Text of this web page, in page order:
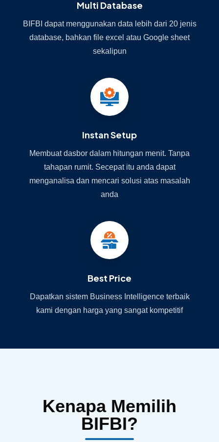
Multi Database
BIFBI dapat menggunakan data lebih dari 20 jenis
database, bahkan file excel atau Google sheet
sekalipun
Instan Setup
Membuat dasbor dalam hitungan menit. Tanpa
tahapan rumit. Secepat itu anda dapat
menganalisa dan mencari solusi atas masalah
anda
Best Price
Dapatkan sistem Business Intelligence terbaik
kami dengan harga yang sangat kompetitif
Kenapa Memilih
BIFBI?